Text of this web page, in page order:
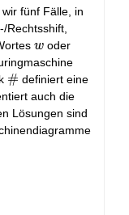
fünf Fälle, in
Rechtsshift,
w
w oder
\#
# definiert eine
auch die
Lösungen sind